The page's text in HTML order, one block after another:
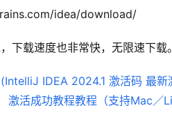
idea/download/
下载速度也非常快，无限速下载。